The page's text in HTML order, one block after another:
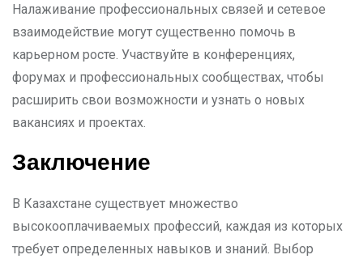
Налаживание профессиональных связей и сетевое
взаимодействие могут существенно помочь в
карьерном росте. Участвуйте в конференциях,
форумах и профессиональных сообществах, чтобы
расширить свои возможности и узнать о новых
вакансиях и проектах.
Заключение
В Казахстане существует множество
высокооплачиваемых профессий, каждая из которых
требует определенных навыков и знаний. Выбор